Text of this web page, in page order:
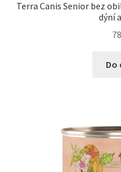
Terra Canis Senior bez
dýní
Do